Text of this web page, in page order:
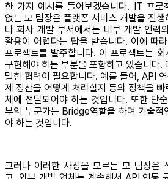
한 가지 예시를 들어보겠습니다. IT 프로
없는 모 팀장은 플랫폼 서비스 개발을 진
나 회사 개발 부서에서는 내부 개발 인력
활용이 어렵다는 답을 받습니다. 이에 따
프로젝트를 발주합니다. 이 프로젝트는
구현해야 하는 부분을 포함하고 있습니다.
밀한 협력이 필요합니다. 예를 들어, API
제 정산을 어떻게 처리할지 등의 정책을
체에 전달되어야 하는 것입니다. 또한 단
부의 누군가는 Bridge역할을 하며 기술적
야 하는 것입니다.
그러나 이러한 사정을 모르는 모 팀장은